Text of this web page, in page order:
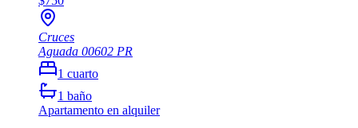
Cruces
Aguada 00602 PR
1 cuarto
1 baño
Apartamento en alquiler